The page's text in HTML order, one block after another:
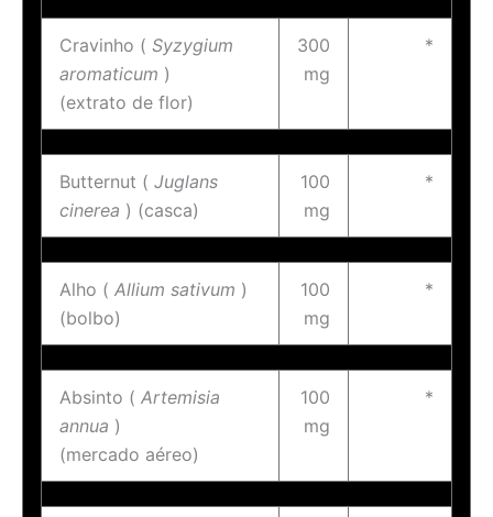
Cravinho ( Syzygium
aromaticum )
(extrato de flor)
300
mg
*
Butternut ( Juglans
cinerea ) (casca)
100
mg
*
Alho ( Allium sativum )
(bolbo)
100
mg
*
Absinto ( Artemisia
annua )
(mercado aéreo)
100
mg
*